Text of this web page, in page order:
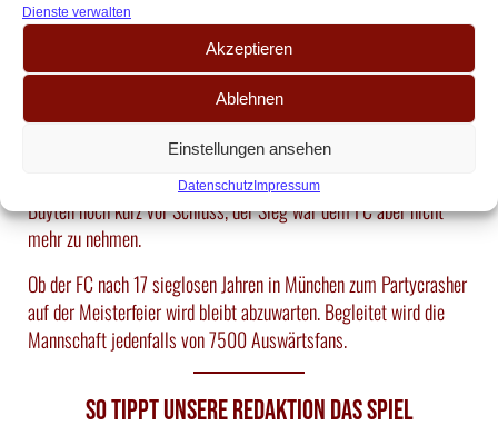
Dienste verwalten
Akzeptieren
Ablehnen
Einstellungen ansehen
Datenschutz Impressum
Beide Teams trafen bislang in 108 Pflichtspielen aufeinander (24
Siege, 24 Remis, 60 Niederlagen). Der letzte Auswärtssieg in
München (1:2) gelang dem FC am 21. Spieltag der Saison
2008/09. Ausgerechnet zum Karnevalswochenende ließen
Fabrice Ehret und Debütant Daniel Brosinski die Kölner Herzen
mit ihren Treffern höher schlagen. Zwar verkürzte Daniel van
Buyten noch kurz vor Schluss, der Sieg war dem FC aber nicht
mehr zu nehmen.
Ob der FC nach 17 sieglosen Jahren in München zum Partycrasher
auf der Meisterfeier wird bleibt abzuwarten. Begleitet wird die
Mannschaft jedenfalls von 7500 Auswärtsfans.
So tippt unsere Redaktion das Spiel